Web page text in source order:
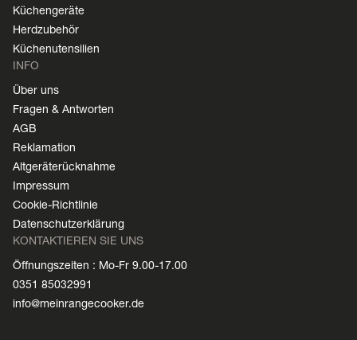
Küchengeräte
Herdzubehör
Küchenutensilien
INFO
Über uns
Fragen & Antworten
AGB
Reklamation
Altgeräterücknahme
Impressum
Cookie-Richtlinie
Datenschutzerklärung
KONTAKTIEREN SIE UNS
Öffnungszeiten : Mo-Fr 9.00-17.00
0351 85032991
info@meinrangecooker.de